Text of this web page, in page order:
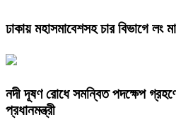
ঢাকায় মহাসমাবেশসহ চার বিভাগে লং
নদী দূষণ রোধে সমন্বিত পদক্ষেপ
প্রধানমন্ত্রী